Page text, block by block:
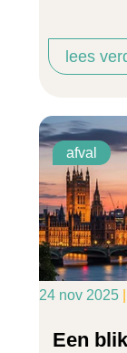
lees
afval
24 nov 2025
Een